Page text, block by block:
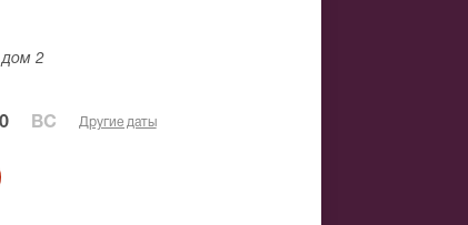
дом 2
ВС Другие даты